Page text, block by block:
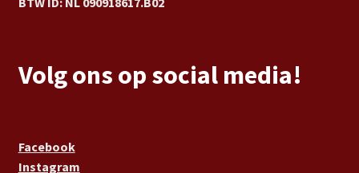
Volg ons op social media!
Facebook
Instagram